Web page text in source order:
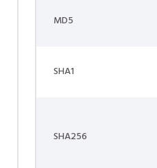
MD5
SHA1
SHA256